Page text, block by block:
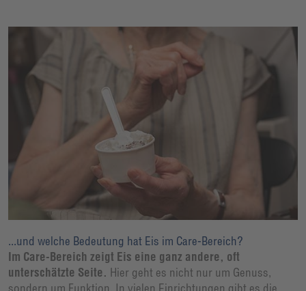
...und welche Bedeutung hat Eis im Care-Bereich?
Im Care-Bereich zeigt Eis eine ganz andere, oft
unterschätzte Seite. Hier geht es nicht nur um Genuss,
sondern um Funktion. In vielen Einrichtungen gibt es die